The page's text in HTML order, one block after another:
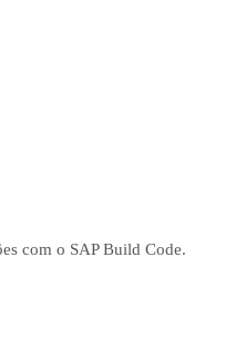
com o SAP Build Code.